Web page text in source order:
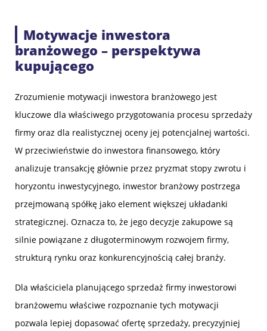
Motywacje inwestora
branżowego – perspektywa
kupującego
Zrozumienie motywacji inwestora branżowego jest
kluczowe dla właściwego przygotowania procesu sprzedaży
firmy oraz dla realistycznej oceny jej potencjalnej wartości.
W przeciwieństwie do inwestora finansowego, który
analizuje transakcję głównie przez pryzmat stopy zwrotu i
horyzontu inwestycyjnego, inwestor branżowy postrzega
przejmowaną spółkę jako element większej układanki
strategicznej. Oznacza to, że jego decyzje zakupowe są
silnie powiązane z długoterminowym rozwojem firmy,
strukturą rynku oraz konkurencyjnością całej branży.
Dla właściciela planującego sprzedaż firmy inwestorowi
branżowemu właściwe rozpoznanie tych motywacji
pozwala lepiej dopasować ofertę sprzedaży, precyzyjniej